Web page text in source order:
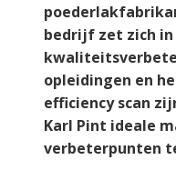
bedrijf zet zich in
opleidingen en
efficiency scan
Karl Pint ideale
verbeterpunten